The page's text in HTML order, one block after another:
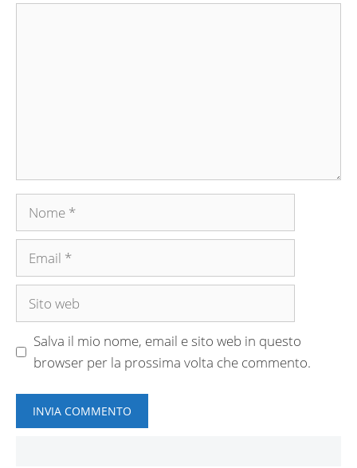
Nome
Email
Sito
Salva il mio nome, email e sito web in questo
browser per la prossima volta che commento.